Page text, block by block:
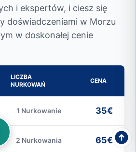
i ekspertów, i ciesz się
doświadczeniami w Morzu
w doskonałej cenie
LICZBA
NURKOWAŃ
CENA
1 Nurkowanie 35€
2 Nurkowania 65€